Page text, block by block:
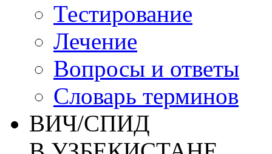
Тестирование
Лечение
Вопросы и ответы
Словарь терминов
ВИЧ/СПИД